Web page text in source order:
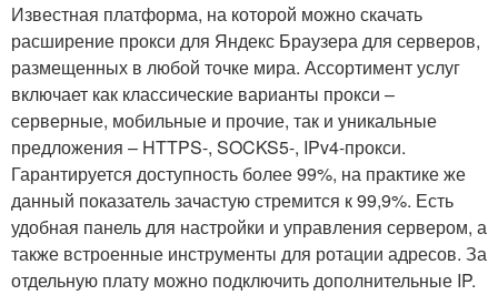
Известная платформа, на которой можно скачать
расширение прокси для Яндекс Браузера для серверов,
размещенных в любой точке мира. Ассортимент услуг
включает как классические варианты прокси –
серверные, мобильные и прочие, так и уникальные
предложения – HTTPS-, SOCKS5-, IPv4-прокси.
Гарантируется доступность более 99%, на практике же
данный показатель зачастую стремится к 99,9%. Есть
удобная панель для настройки и управления сервером, а
также встроенные инструменты для ротации адресов. За
отдельную плату можно подключить дополнительные IP.